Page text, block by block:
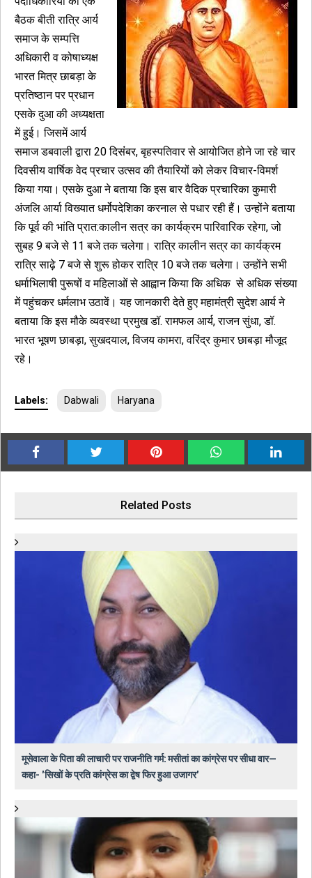
बैठक बीती रात्रि आर्य
समाज के सम्पत्ति
अधिकारी व कोषाध्यक्ष
भारत मित्र छाबड़ा के
प्रतिष्ठान पर प्रधान
एसके दुआ की अध्यक्षता
में हुई। जिसमें आर्य
समाज डबवाली द्वारा 20 दिसंंबर, बृहस्पतिवार से आयोजित होने जा रहे चार
दिवसीय वार्षिक वेद प्रचार उत्सव की तैयारियों को लेकर विचार-विमर्श
किया गया। एसके दुआ ने बताया कि इस बार वैदिक प्रचारिका कुमारी
अंजलि आर्या विख्यात धर्मोपदेशिका करनाल से पधार रही हैं। उन्होंने बताया
कि पूर्व की भांति प्रात:कालीन सत्र का कार्यक्रम पारिवारिक रहेगा, जो
सुबह 9 बजे से 11 बजे तक चलेगा। रात्रि कालीन सत्र का कार्यक्रम
रात्रि साढ़े 7 बजे से शुरू होकर रात्रि 10 बजे तक चलेगा। उन्होंने सभी
धर्माभिलाषी पुरूषों व महिलाओं से आह्वान किया कि अधिक से अधिक संख्या
में पहुंचकर धर्मलाभ उठावें। यह जानकारी देते हुए महामंत्री सुदेश आर्य ने
बताया कि इस मौके व्यवस्था प्रमुख डॉ. रामफल आर्य, राजन सुंधा, डॉ.
भारत भूषण छाबड़ा, सुखदयाल, विजय कामरा, वरिंद्र कुमार छाबड़ा मौजूद
रहे।
Labels: Dabwali Haryana
Related Posts
मूसेवाला के पिता की लाचारी पर राजनीति गर्म: मसीतां का कांग्रेस पर सीधा वार—
कहा- 'सिखों के प्रति कांग्रेस का द्वेष फिर हुआ उजागर'